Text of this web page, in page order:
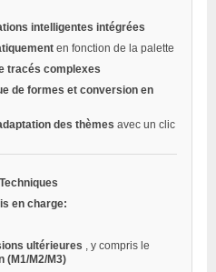
intelligentes intégrées
en fonction de la palette
tracés complexes
de formes et conversion en
des thèmes avec un clic
en charge:
ultérieures , y compris le
(M1/M2/M3)